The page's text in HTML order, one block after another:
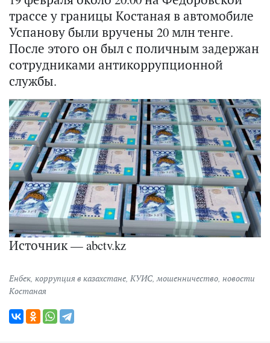
трассе у границы Костаная в автомобиле
Успанову были вручены 20 млн тенге.
После этого он был с поличным задержан
сотрудниками антикоррупционной
службы.
Источник — abctv.kz
Енбек коррупция в казахстане КУИС, мошенничество новости
Костаная